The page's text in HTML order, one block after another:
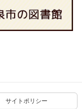
サイトポリシー